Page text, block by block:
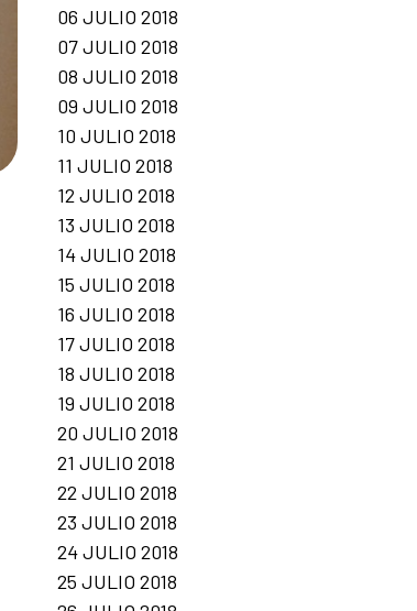
06 JULIO 2018
07 JULIO 2018
08 JULIO 2018
09 JULIO 2018
10 JULIO 2018
11 JULIO 2018
12 JULIO 2018
13 JULIO 2018
14 JULIO 2018
15 JULIO 2018
16 JULIO 2018
17 JULIO 2018
18 JULIO 2018
19 JULIO 2018
20 JULIO 2018
21 JULIO 2018
22 JULIO 2018
23 JULIO 2018
24 JULIO 2018
25 JULIO 2018